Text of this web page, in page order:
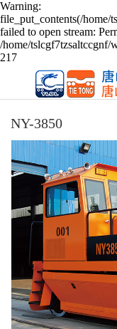
Warning:
file_put_contents(/home/
failed to open stream:
/home/tslcgf7tzsaltccgnf/
217
NY-3850